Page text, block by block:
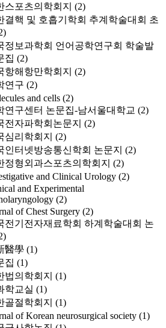
스포츠의학회지 (2)
결핵 및 호흡기학회 추계학술대회 초
정보과학회 언어공학연구회 학술발
집 (2)
항해항만학회지 (2)
연구 (2)
and cells (2)
연구센터 논문집-남서울대학교 (2)
전자파학회논문지 (2)
심리학회지 (2)
인터넷방송통신학회 논문지 (2)
정형외과스포츠의학회지 (2)
and Clinical Urology (2)
and Experimental
(2)
of Chest Surgery (2)
전기전자재료학회 하계학술대회 논
醫學 (1)
집 (1)
법의학회지 (1)
학교실 (1)
골절학회지 (1)
of Korean neurosurgical society (1)